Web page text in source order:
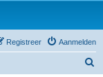
Aanmelden
Registreer